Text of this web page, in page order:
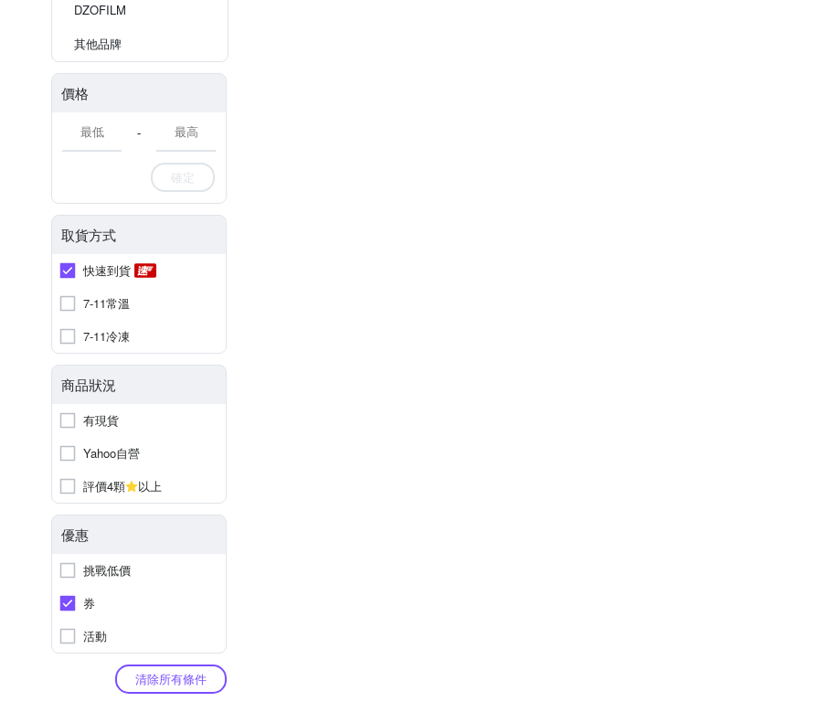
DZOFILM
其他品牌
價格
-
確定
取貨方式
快速到貨
7-11常溫
7-11冷凍
商品狀況
有現貨
Yahoo自營
評價4顆
以上
優惠
挑戰低價
券
活動
清除所有條件